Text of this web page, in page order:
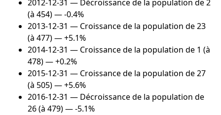
2012-12-31 — Décroissance de la population de 2
(à 454) — -0.4%
2013-12-31 — Croissance de la population de 23
(à 477) — +5.1%
2014-12-31 — Croissance de la population de 1 (à
478) — +0.2%
2015-12-31 — Croissance de la population de 27
(à 505) — +5.6%
2016-12-31 — Décroissance de la population de
26 (à 479) — -5.1%